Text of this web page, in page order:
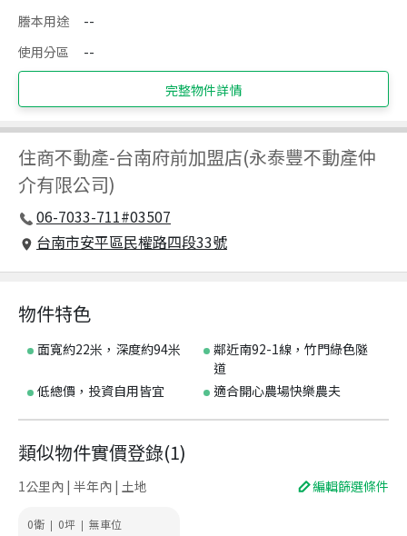
謄本用途
--
使用分區
--
完整物件詳情
住商不動產-台南府前加盟店(永泰豐不動產仲
介有限公司)
06-7033-711#03507
台南市安平區民權路四段33號
物件特色
面寬約22米，深度約94米
鄰近南92-1線，竹門綠色隧
道
低總價，投資自用皆宜
適合開心農場快樂農夫
類似物件實價登錄(1)
1公里內 | 半年內 | 土地 編輯篩選條件
0衛 | 0坪 | 無車位